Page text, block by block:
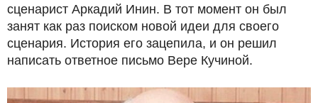
сценарист Аркадий Инин. В тот момент он был
занят как раз поиском новой идеи для своего
сценария. История его зацепила, и он решил
написать ответное письмо Вере Кучиной.